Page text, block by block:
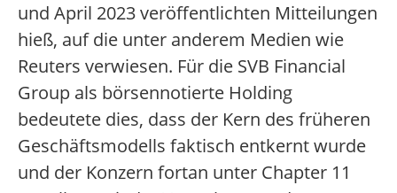
und April 2023 veröffentlichten Mitteilungen
hieß, auf die unter anderem Medien wie
Reuters verwiesen. Für die SVB Financial
Group als börsennotierte Holding
bedeutete dies, dass der Kern des früheren
Geschäftsmodells faktisch entkernt wurde
und der Konzern fortan unter Chapter 11